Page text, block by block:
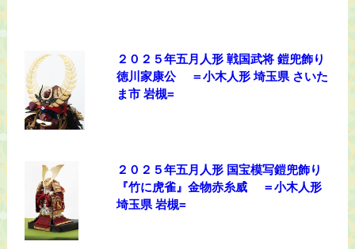
２０２５年五月人形 戦国武将 鎧兜飾り
徳川家康公 ＝小木人形 埼玉県 さいた
ま市 岩槻=
２０２５年五月人形 国宝模写鎧兜飾り
『竹に虎雀』金物赤糸威 ＝小木人形
埼玉県 岩槻=